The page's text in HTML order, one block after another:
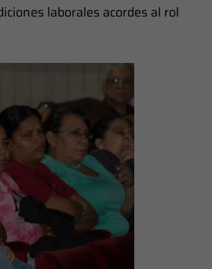
laborales acordes al rol